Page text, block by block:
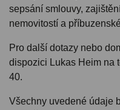
sepsání smlouvy,
nemovitostí a
Pro další dotazy nebo
dispozici Lukas Heim na
40.
Všechny uvedené údaje